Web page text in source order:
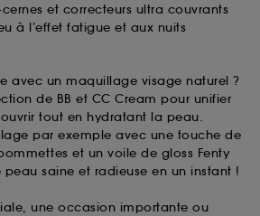
et correcteurs ultra couvrants
à l’effet fatigue et aux nuits
avec un maquillage visage naturel ?
de BB et CC Cream pour unifier
tout en hydratant la peau.
par exemple avec une touche de
et un voile de gloss Fenty
peau saine et radieuse en un instant !
une occasion importante ou